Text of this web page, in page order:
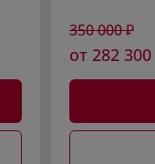
350 000₽
от 282 300